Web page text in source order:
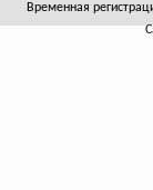
Временная